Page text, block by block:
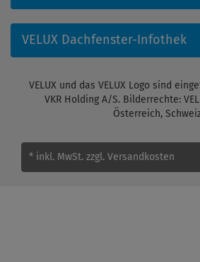
VELUX Dachfenster-Infothek
VELUX und das VELUX Logo sind
VKR Holding A/S. Bilderrechte:
Österreich,
* inkl. MwSt. zzgl. Versandkosten